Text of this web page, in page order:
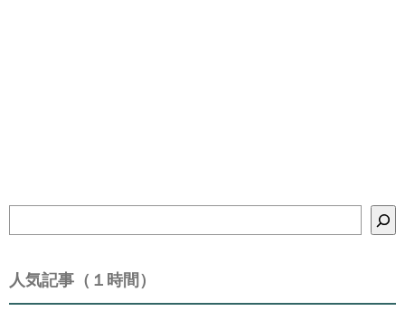
索
人気記事（１時間）